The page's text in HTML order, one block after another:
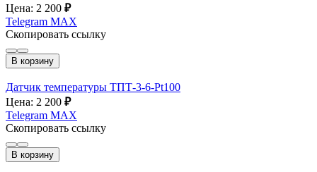
Цена: 2 200 ₽
Telegram MAX
Скопировать ссылку
В корзину
Датчик температуры ТПТ-3-6-Pt100
Цена: 2 200 ₽
Telegram MAX
Скопировать ссылку
В корзину